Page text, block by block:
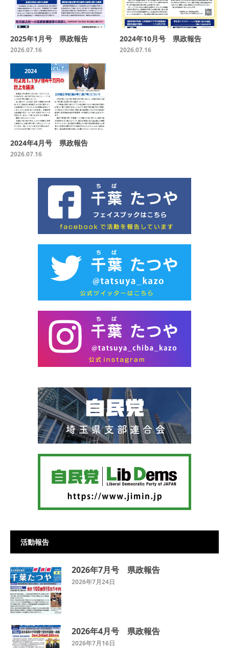
2025年1月号 県政報告
2026.07.16
2024年10月号 県政報告
2026.07.16
2024
2024年4月号 県政報告
2026.07.16
活動報告
2026年7月号 県政報告
2026年7月24日
2026年4月号 県政報告
2026年7月16日